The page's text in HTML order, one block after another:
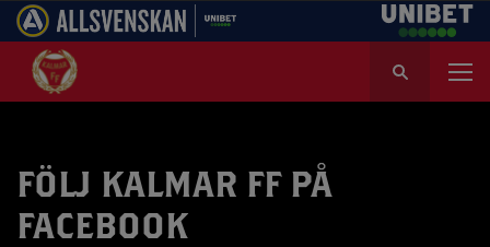
k
FÖLJ KALMAR FF PÅ
FACEBOOK